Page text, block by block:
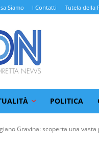
Siamo I Contatti Tutela della
POLITICA
Gravina: scoperta una vasta